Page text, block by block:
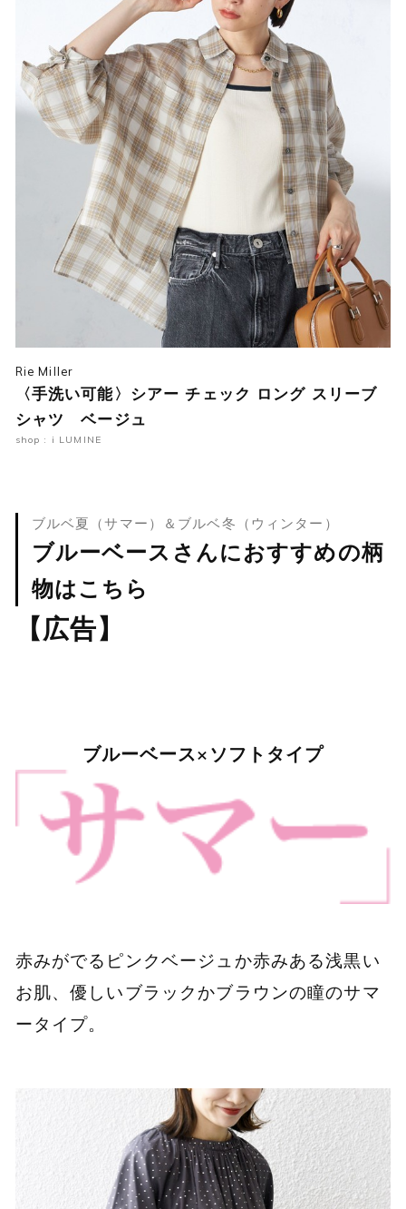
Rie Miller
〈手洗い可能〉シアー チェック ロング スリーブ
シャツ ベージュ
shop : i LUMINE
ブルベ夏（サマー）＆ブルベ冬（ウィンター）
ブルーベースさんにおすすめの柄
物はこちら
【広告】
ブルーベース×ソフトタイプ
赤みがでるピンクベージュか赤みある浅黒い
お肌、優しいブラックかブラウンの瞳のサマ
ータイプ。